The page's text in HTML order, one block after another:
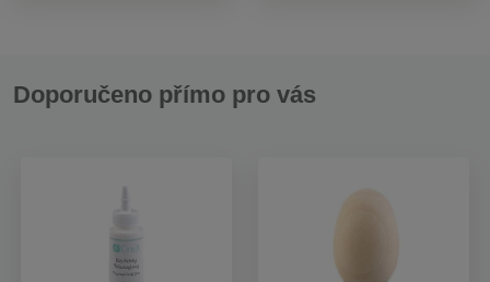
Doporučeno přímo pro vás